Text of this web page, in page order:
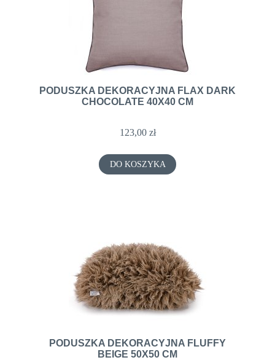
PODUSZKA DEKORACYJNA FLAX DARK
CHOCOLATE 40X40 CM
123,00 zł
DO KOSZYKA
PODUSZKA DEKORACYJNA FLUFFY
BEIGE 50X50 CM